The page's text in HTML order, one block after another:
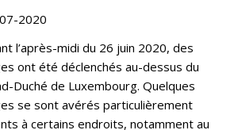
2020
l’après-midi du 26 juin 2020, des
ont été déclenchés au-dessus du
Duché de Luxembourg. Quelques
se sont avérés particulièrement
à certains endroits, notamment au